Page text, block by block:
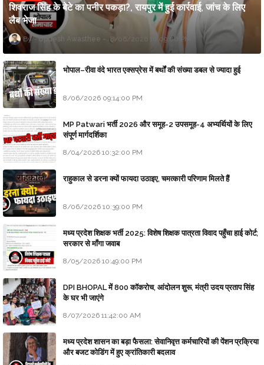
शिवराज सिंह के बेटे का पनीर पकड़ा?, रायपुर में हुई कार्रवाई, जांच के लिए
लैब भेजा
Updesh Awasthee 8/06/2026 10:09:00 PM
भोपाल–रीवा वंदे भारत एक्सप्रेस में बर्थों की संख्या डबल से ज्यादा हुई
8/06/2026 09:14:00 PM
MP Patwari भर्ती 2026 और समूह-2 उपसमूह-4 अभ्यर्थियों के लिए
संपूर्ण मार्गदर्शिका
8/04/2026 10:32:00 PM
राहुकाल से डरना क्यों फायदा उठाइए, चमत्कारी परिणाम मिलते हैं
8/06/2026 10:39:00 PM
मध्य प्रदेश शिक्षक भर्ती 2025: विशेष शिक्षक पात्रता विवाद पहुँचा हाई कोर्ट;
सरकार से माँगा जवाब
8/05/2026 10:49:00 PM
DPI BHOPAL में 800 कॉकरोच, आंदोलन शुरू, मंत्री उदय प्रताप सिंह
के घर भी जाएंगे
8/07/2026 11:42:00 AM
मध्य प्रदेश शासन का बड़ा फैसला: सेवानिवृत्त कर्मचारियों की पेंशन प्रक्रिया
और बजट कोडिंग में हुए क्रांतिकारी बदलाव